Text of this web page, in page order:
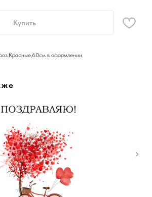
Купить
в оформлении